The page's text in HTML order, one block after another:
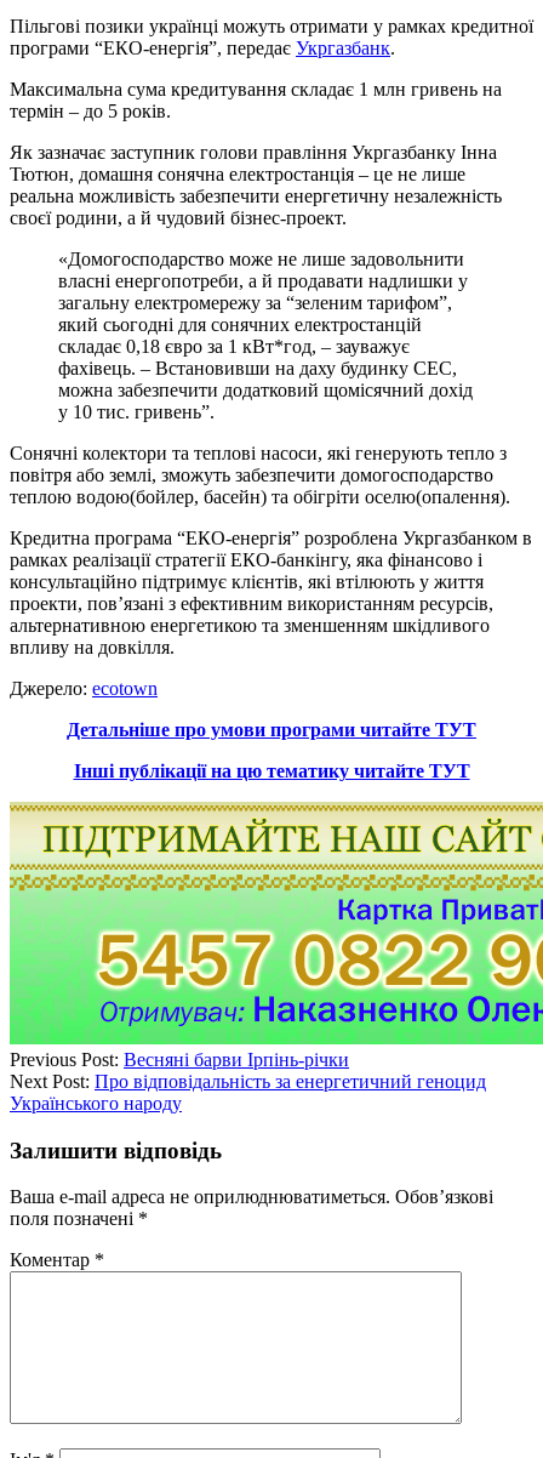
Пільгові позики українці можуть отримати у рамках кредитної
програми “ЕКО-енергія”, передає Укргазбанк.
Максимальна сума кредитування складає 1 млн гривень на
термін – до 5 років.
Як зазначає заступник голови правління Укргазбанку Інна
Тютюн, домашня сонячна електростанція – це не лише
реальна можливість забезпечити енергетичну незалежність
своєї родини, а й чудовий бізнес-проект.
«Домогосподарство може не лише задовольнити
власні енергопотреби, а й продавати надлишки у
загальну електромережу за “зеленим тарифом”,
який сьогодні для сонячних електростанцій
складає 0,18 євро за 1 кВт*год, – зауважує
фахівець. – Встановивши на даху будинку СЕС,
можна забезпечити додатковий щомісячний дохід
у 10 тис. гривень”.
Сонячні колектори та теплові насоси, які генерують тепло з
повітря або землі, зможуть забезпечити домогосподарство
теплою водою(бойлер, басейн) та обігріти оселю(опалення).
Кредитна програма “ЕКО-енергія” розроблена Укргазбанком в
рамках реалізації стратегії ЕКО-банкінгу, яка фінансово і
консультаційно підтримує клієнтів, які втілюють у життя
проекти, пов’язані з ефективним використанням ресурсів,
альтернативною енергетикою та зменшенням шкідливого
впливу на довкілля.
Джерело: ecotown
Детальніше про умови програми читайте ТУТ
Інші публікації на цю тематику читайте ТУТ
Previous Post: Весняні барви Ірпінь-річки
Next Post: Про відповідальність за енергетичний геноцид
Українського народу
Залишити відповідь
Ваша e-mail адреса не оприлюднюватиметься. Обов’язкові
поля позначені *
Коментар *